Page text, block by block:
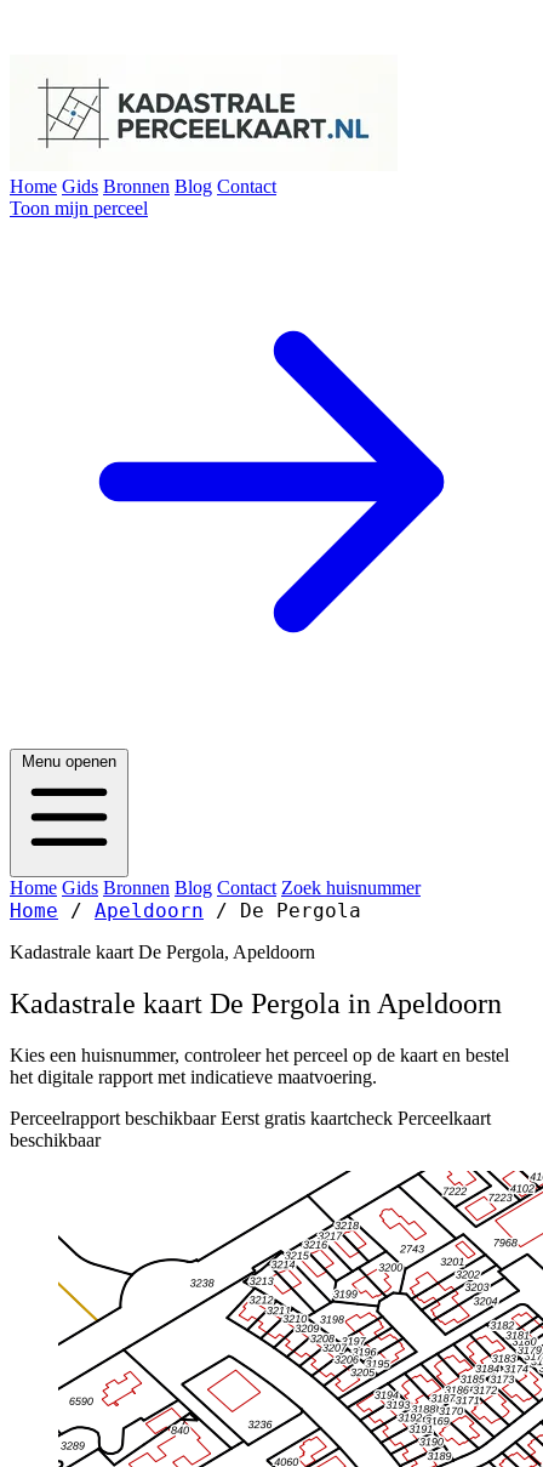
Home Gids Bronnen Blog Contact
Toon mijn perceel
Menu openen
Home Gids Bronnen Blog Contact Zoek huisnummer
Home / Apeldoorn / De Pergola
Kadastrale kaart De Pergola, Apeldoorn
Kadastrale kaart De Pergola in Apeldoorn
Kies een huisnummer, controleer het perceel op de kaart en bestel
het digitale rapport met indicatieve maatvoering.
Perceelrapport beschikbaar Eerst gratis kaartcheck Perceelkaart
beschikbaar